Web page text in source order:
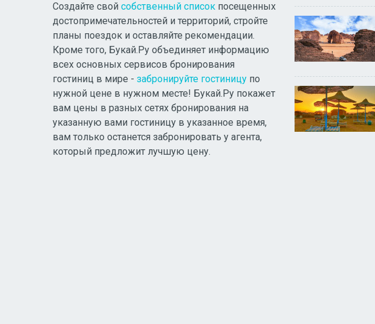
Создайте свой собственный список посещенных
достопримечательностей и территорий, стройте
планы поездок и оставляйте рекомендации.
Кроме того, Букай.Ру объединяет информацию
всех основных сервисов бронирования
гостиниц в мире - забронируйте гостиницу по
нужной цене в нужном месте! Букай.Ру покажет
вам цены в разных сетях бронирования на
указанную вами гостиницу в указанное время,
вам только останется забронировать у агента,
который предложит лучшую цену.